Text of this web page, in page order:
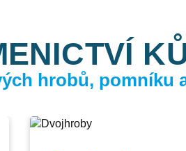
hrobů, pomníku